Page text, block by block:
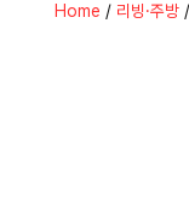
Home / 리빙·주방/